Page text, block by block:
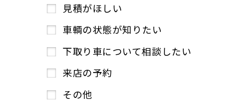
見積がほしい
車輌の状態が知りたい
下取り車について相談したい
来店の予約
その他